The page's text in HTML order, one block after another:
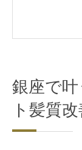
メテ
の秘
銀座で
ト髪質